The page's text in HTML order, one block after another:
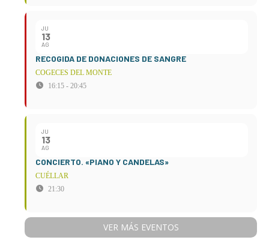
JU
13
AG
RECOGIDA DE DONACIONES DE SANGRE
COGECES DEL MONTE
16:15 - 20:45
JU
13
AG
CONCIERTO. «PIANO Y CANDELAS»
CUÉLLAR
21:30
VER MÁS EVENTOS